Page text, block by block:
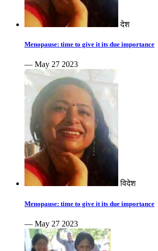
देश
Menopause: time to give it its due importance
— May 27 2023
विदेश
Menopause: time to give it its due importance
— May 27 2023